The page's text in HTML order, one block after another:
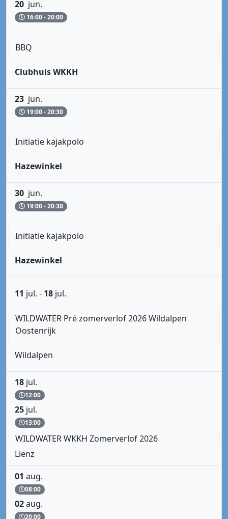
20 jun.
16:00 - 20:00
BBQ
Clubhuis WKKH
23 jun.
19:00 - 20:30
Initiatie kajakpolo
Hazewinkel
30 jun.
19:00 - 20:30
Initiatie kajakpolo
Hazewinkel
11 jul. - 18 jul.
WILDWATER Pré zomerverlof 2026 Wildalpen
Oostenrijk
Wildalpen
18 jul.
12:00
25 jul.
13:00
WILDWATER WKKH Zomerverlof 2026
Lienz
01 aug.
08:00
02aug.
20:00